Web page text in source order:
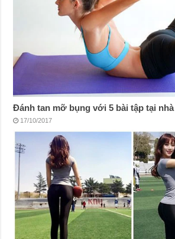
Đánh tan mỡ bụng với 5 bài tập tại nhà
17/10/2017